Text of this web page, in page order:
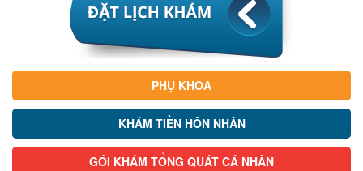
PHỤ KHOA
KHÁM TIỀN HÔN NHÂN
GÓI KHÁM TỔNG QUÁT CÁ NHÂN